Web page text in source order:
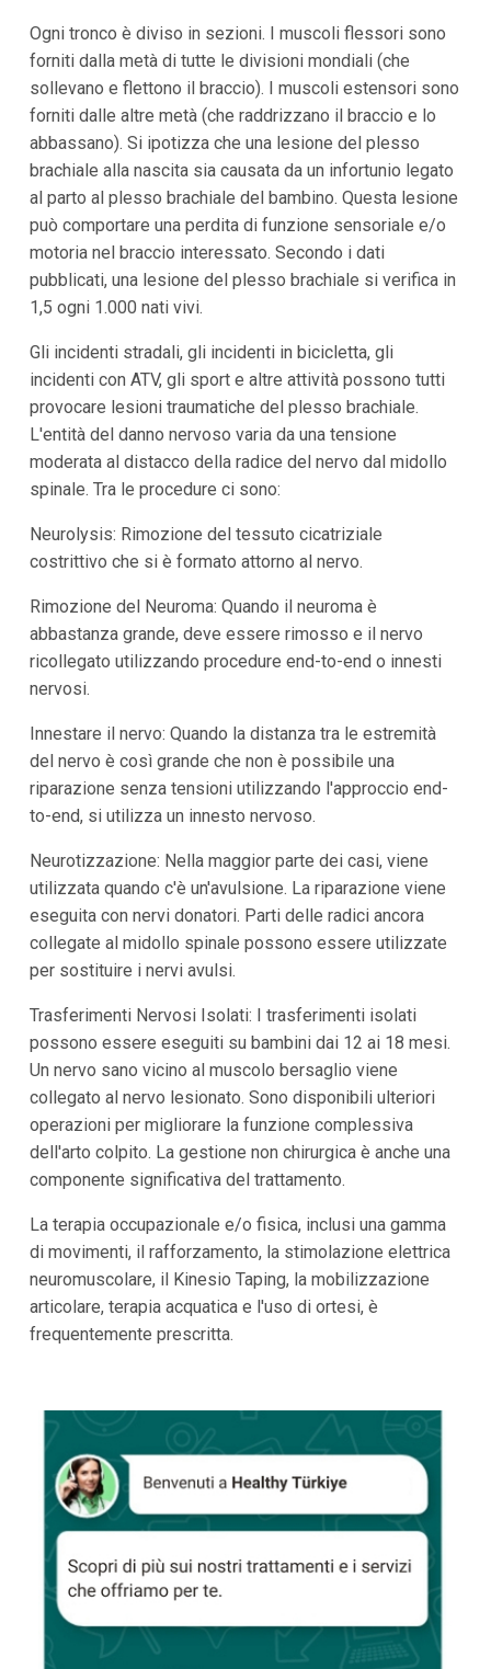
Ogni tronco è diviso in sezioni. I muscoli flessori sono
forniti dalla metà di tutte le divisioni mondiali (che
sollevano e flettono il braccio). I muscoli estensori sono
forniti dalle altre metà (che raddrizzano il braccio e lo
abbassano). Si ipotizza che una lesione del plesso
brachiale alla nascita sia causata da un infortunio legato
al parto al plesso brachiale del bambino. Questa lesione
può comportare una perdita di funzione sensoriale e/o
motoria nel braccio interessato. Secondo i dati
pubblicati, una lesione del plesso brachiale si verifica in
1,5 ogni 1.000 nati vivi.
Gli incidenti stradali, gli incidenti in bicicletta, gli
incidenti con ATV, gli sport e altre attività possono tutti
provocare lesioni traumatiche del plesso brachiale.
L'entità del danno nervoso varia da una tensione
moderata al distacco della radice del nervo dal midollo
spinale. Tra le procedure ci sono:
Neurolysis: Rimozione del tessuto cicatriziale
costrittivo che si è formato attorno al nervo.
Rimozione del Neuroma: Quando il neuroma è
abbastanza grande, deve essere rimosso e il nervo
ricollegato utilizzando procedure end-to-end o innesti
nervosi.
Innestare il nervo: Quando la distanza tra le estremità
del nervo è così grande che non è possibile una
riparazione senza tensioni utilizzando l'approccio end-
to-end, si utilizza un innesto nervoso.
Neurotizzazione: Nella maggior parte dei casi, viene
utilizzata quando c'è un'avulsione. La riparazione viene
eseguita con nervi donatori. Parti delle radici ancora
collegate al midollo spinale possono essere utilizzate
per sostituire i nervi avulsi.
Trasferimenti Nervosi Isolati: I trasferimenti isolati
possono essere eseguiti su bambini dai 12 ai 18 mesi.
Un nervo sano vicino al muscolo bersaglio viene
collegato al nervo lesionato. Sono disponibili ulteriori
operazioni per migliorare la funzione complessiva
dell'arto colpito. La gestione non chirurgica è anche una
componente significativa del trattamento.
La terapia occupazionale e/o fisica, inclusi una gamma
di movimenti, il rafforzamento, la stimolazione elettrica
neuromuscolare, il Kinesio Taping, la mobilizzazione
articolare, terapia acquatica e l'uso di ortesi, è
frequentemente prescritta.